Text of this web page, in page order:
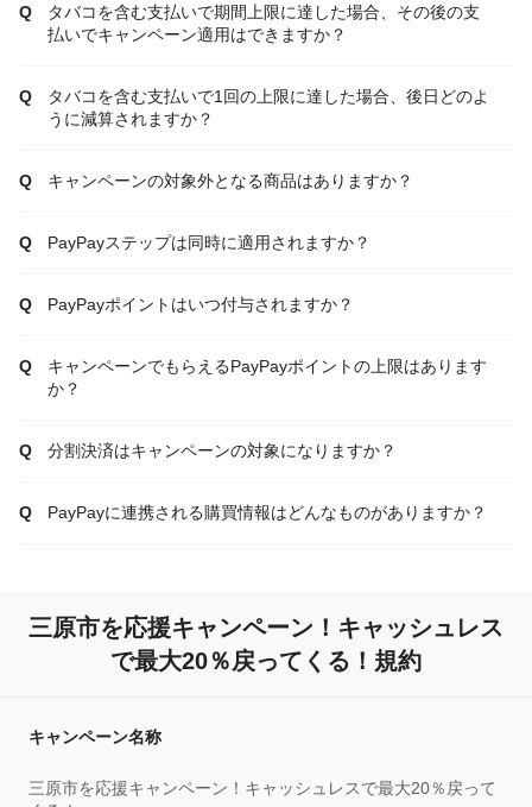
タバコを含む支払いで期間上限に達した場合、その後の支
払いでキャンペーン適用はできますか？
タバコを含む支払いで1回の上限に達した場合、後日どのよ
うに減算されますか？
キャンペーンの対象外となる商品はありますか？
PayPayステップは同時に適用されますか？
PayPayポイントはいつ付与されますか？
キャンペーンでもらえるPayPayポイントの上限はあります
か？
分割決済はキャンペーンの対象になりますか？
PayPayに連携される購買情報はどんなものがありますか？
三原市を応援キャンペーン！キャッシュレス
で最大20％戻ってくる！規約
キャンペーン名称
三原市を応援キャンペーン！キャッシュレスで最大20％戻って